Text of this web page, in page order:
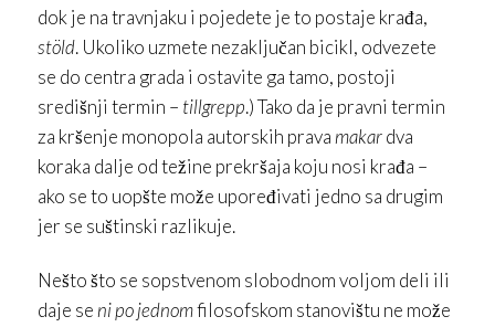
dok je na travnjaku i pojedete je to postaje krađa,
stöld. Ukoliko uzmete nezaključan bicikl, odvezete
se do centra grada i ostavite ga tamo, postoji
središnji termin – tillgrepp.) Tako da je pravni termin
za kršenje monopola autorskih prava makardva
koraka dalje od težine prekršaja koju nosi krađa –
ako se to uopšte može upoređivati jedno sa drugim
jer se suštinski razlikuje.
Nešto što se sopstvenom slobodnom voljom deli ili
daje se ni po jednomfilosofskom stanovištu ne može